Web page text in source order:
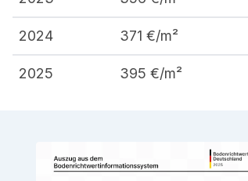
2024 371 €/m²
2025 395 €/m²